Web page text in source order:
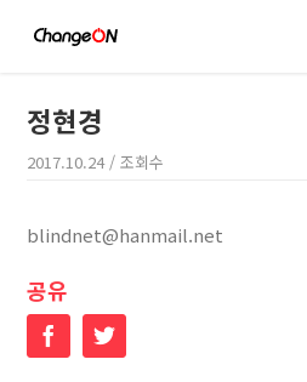
정현경
2017.10.24 / 조회수
blindnet@hanmail.net
공유
FacebookTwitter